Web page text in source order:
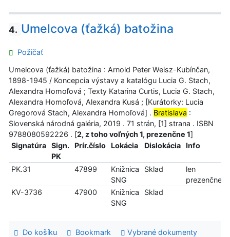
4. Umelcova (ťažká) batožina
Požičať
Umelcova (ťažká) batožina : Arnold Peter Weisz-Kubínčan,
1898-1945 / Koncepcia výstavy a katalógu Lucia G. Stach,
Alexandra Homoľová ; Texty Katarina Curtis, Lucia G. Stach,
Alexandra Homoľová, Alexandra Kusá ; [Kurátorky: Lucia
Gregorová Stach, Alexandra Homoľová] . Bratislava :
Slovenská národná galéria, 2019 . 71 strán, [1] strana . ISBN
9788080592226 . [2, z toho voľných 1, prezenčne 1]
Signatúra
Sign.
PK
Prír.číslo Lokácia Dislokácia Info
PK.31 47899
Knižnica
SNG
Sklad
len
prezenčne
KV-3736
47900
Knižnica
SNG
Sklad
Do košíku Bookmark Vybrané dokumenty